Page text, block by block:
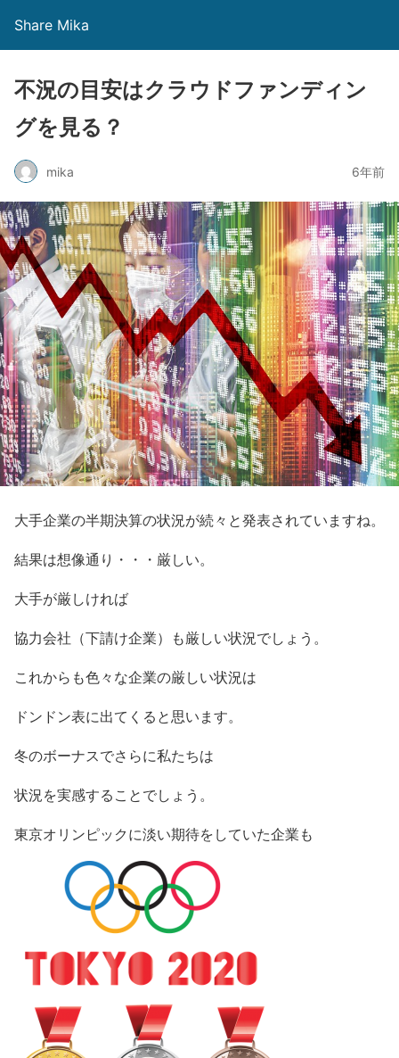
Share Mika
不況の目安はクラウドファンディン
グを見る？
mika 6年前
大手企業の半期決算の状況が続々と発表されていますね。
結果は想像通り・・・厳しい。
大手が厳しければ
協力会社（下請け企業）も厳しい状況でしょう。
これからも色々な企業の厳しい状況は
ドンドン表に出てくると思います。
冬のボーナスでさらに私たちは
状況を実感することでしょう。
東京オリンピックに淡い期待をしていた企業も